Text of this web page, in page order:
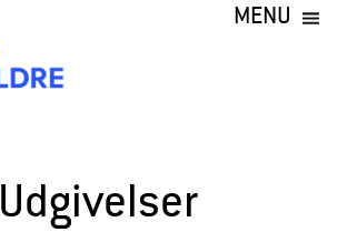
hovedindhold
MENU
Udgivelser